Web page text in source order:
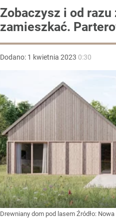
Zobaczysz i od
zamieszkać.
Dodano: 1 kwietnia 2023 0:30
Drewniany dom pod lasem Źródło: Nowa